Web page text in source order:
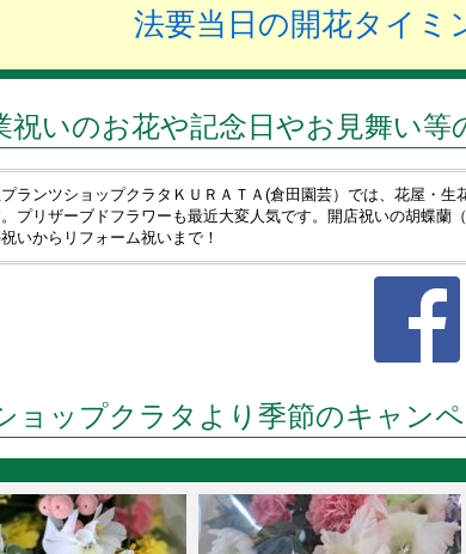
法要当日の開花タイミ
祝いのお花や記念日やお見舞い等
ランツショップクラタＫＵＲＡＴＡ(倉田園芸）では、花屋・
プリザーブドフラワーも最近大変人気です。開店祝いの胡蝶
いからリフォーム祝いまで！
ョップクラタより季節のキャン